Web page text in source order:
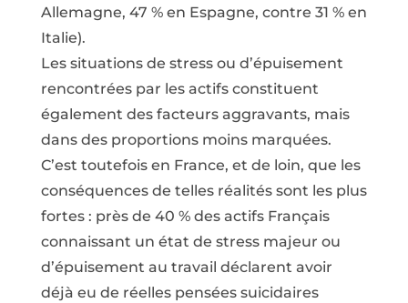
Allemagne, 47 % en Espagne, contre 31 % en
Italie).
Les situations de stress ou d’épuisement
rencontrées par les actifs constituent
également des facteurs aggravants, mais
dans des proportions moins marquées.
C’est toutefois en France, et de loin, que les
conséquences de telles réalités sont les plus
fortes : près de 40 % des actifs Français
connaissant un état de stress majeur ou
d’épuisement au travail déclarent avoir
déjà eu de réelles pensées suicidaires